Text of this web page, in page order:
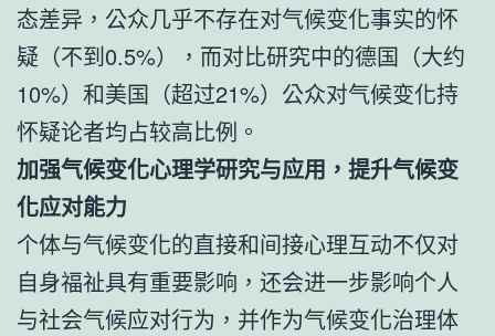
态差异，公众几乎不存在对气候变化事实的怀
疑（不到0.5%），而对比研究中的德国（大约
10%）和美国（超过21%）公众对气候变化持
怀疑论者均占较高比例。
加强气候变化心理学研究与应用，提升气候变
化应对能力
个体与气候变化的直接和间接心理互动不仅对
自身福祉具有重要影响，还会进一步影响个人
与社会气候应对行为，并作为气候变化治理体